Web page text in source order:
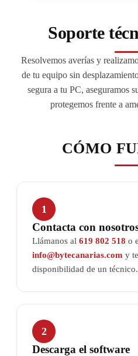
Soporte
Resolvemos averías y
de tu equipo sin
segura a tu PC, aseguramos
protegemos frente a
CÓMO
1
Contacta con
Llámanos al 619 802 518 o
info@bytecanarias.com y
disponibilidad de un técnico.
2
Descarga el software